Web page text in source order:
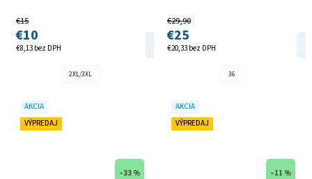
€8,13 bez DPH
€15
€10
DETAIL
2XL/3XL
€20,33 bez DPH
€29,90
€25
36
AKCIA
VÝPREDAJ
–33 %
AKCIA
VÝPREDAJ
–11 %